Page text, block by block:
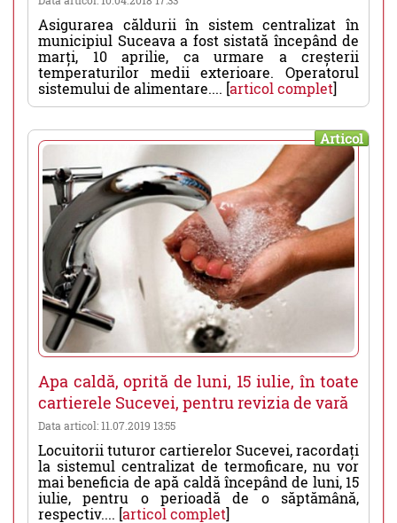
Asigurarea căldurii în sistem centralizat în
municipiul Suceava a fost sistată începând de
marți, 10 aprilie, ca urmare a creșterii
temperaturilor medii exterioare. Operatorul
sistemului de alimentare.... [articol complet]
Articol
Apa caldă, oprită de luni, 15 iulie, în toate
cartierele Sucevei, pentru revizia de vară
Data articol: 11.07.2019 13:55
Locuitorii tuturor cartierelor Sucevei, racordați
la sistemul centralizat de termoficare, nu vor
mai beneficia de apă caldă începând de luni, 15
iulie, pentru o perioadă de o săptămână,
respectiv.... [articol complet]